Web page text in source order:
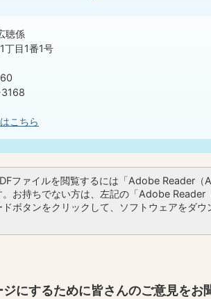
聴係
丁目1番1号
こちら
ファイルを閲覧するには「Adobe Reader
。お持ちでない方は、左記の「Adobe
ドボタンをクリックして、ソフトウェアをダ
にするために皆さんのご意見をお